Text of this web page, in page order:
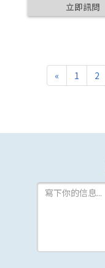
立即訊問
« 1 2